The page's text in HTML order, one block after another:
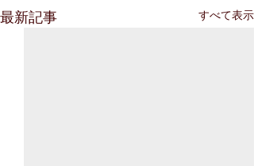
最新記事 すべて表示